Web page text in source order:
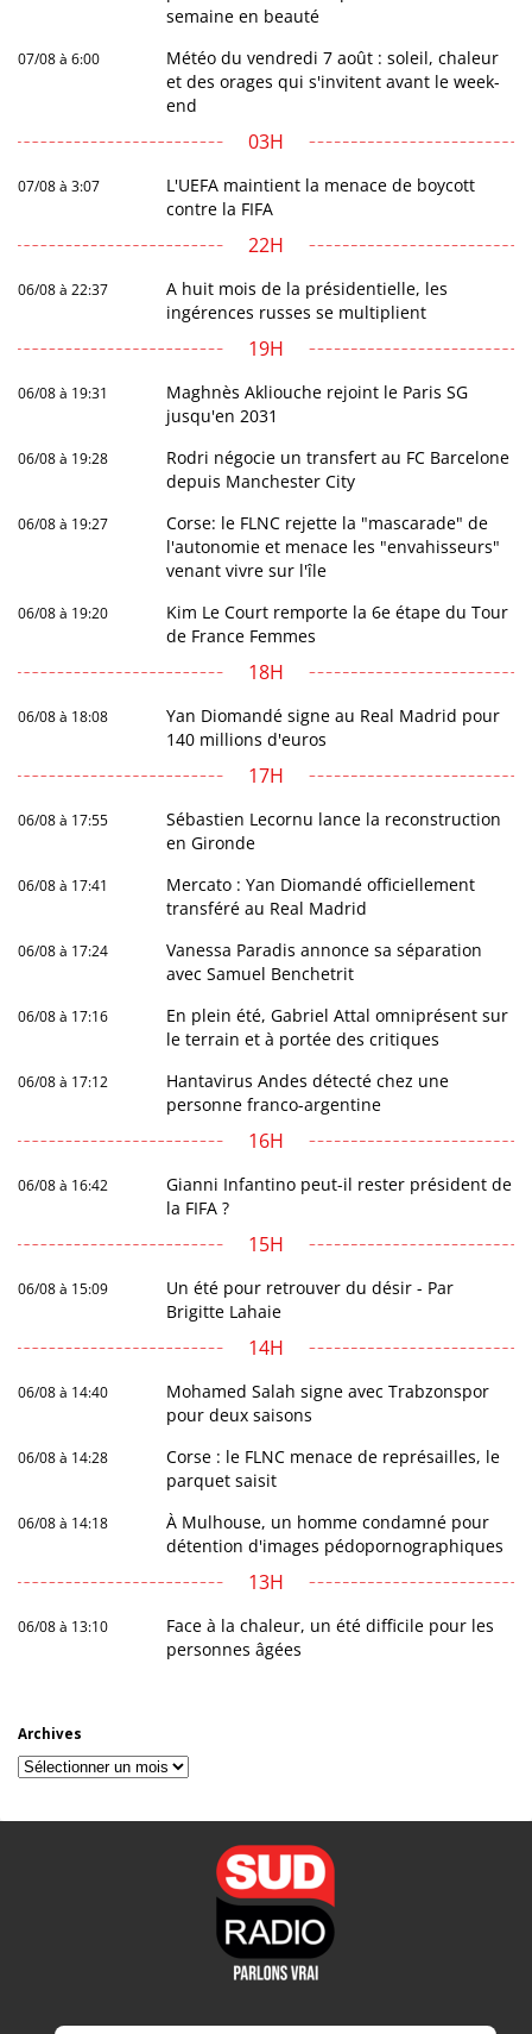
semaine en beauté
07/08 à 6:00
Météo du vendredi 7 août : soleil, chaleur
et des orages qui s'invitent avant le week-
end
03H
07/08 à 3:07
L'UEFA maintient la menace de boycott
contre la FIFA
22H
06/08 à 22:37
A huit mois de la présidentielle, les
ingérences russes se multiplient
19H
06/08 à 19:31
Maghnès Akliouche rejoint le Paris SG
jusqu'en 2031
06/08 à 19:28
Rodri négocie un transfert au FC Barcelone
depuis Manchester City
06/08 à 19:27
Corse: le FLNC rejette la "mascarade" de
l'autonomie et menace les "envahisseurs"
venant vivre sur l'île
06/08 à 19:20
Kim Le Court remporte la 6e étape du Tour
de France Femmes
18H
06/08 à 18:08
Yan Diomandé signe au Real Madrid pour
140 millions d'euros
17H
06/08 à 17:55
Sébastien Lecornu lance la reconstruction
en Gironde
06/08 à 17:41
Mercato : Yan Diomandé officiellement
transféré au Real Madrid
06/08 à 17:24
Vanessa Paradis annonce sa séparation
avec Samuel Benchetrit
06/08 à 17:16
En plein été, Gabriel Attal omniprésent sur
le terrain et à portée des critiques
06/08 à 17:12
Hantavirus Andes détecté chez une
personne franco-argentine
16H
06/08 à 16:42
Gianni Infantino peut-il rester président de
la FIFA ?
15H
06/08 à 15:09
Un été pour retrouver du désir - Par
Brigitte Lahaie
14H
06/08 à 14:40
Mohamed Salah signe avec Trabzonspor
pour deux saisons
06/08 à 14:28
Corse : le FLNC menace de représailles, le
parquet saisit
06/08 à 14:18
À Mulhouse, un homme condamné pour
détention d'images pédopornographiques
13H
06/08 à 13:10
Face à la chaleur, un été difficile pour les
personnes âgées
Archives
Archives